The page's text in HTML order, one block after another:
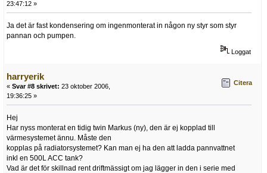
23:47:12 »
Ja det är fast kondensering om ingenmonterat in någon ny styr som styr
pannan och pumpen.
Loggat
harryerik
« Svar #8 skrivet: 23 oktober 2006,
19:36:25 »
Citera
Hej
Har nyss monterat en tidig twin Markus (ny), den är ej kopplad till
värmesystemet ännu. Måste den
kopplas på radiatorsystemet? Kan man ej ha den att ladda pannvattnet
inkl en 500L ACC tank?
Vad är det för skillnad rent driftmässigt om jag lägger in den i serie med